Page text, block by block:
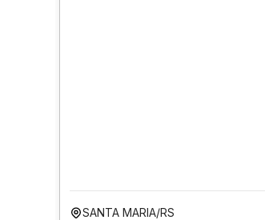
SANTA MARIA/RS